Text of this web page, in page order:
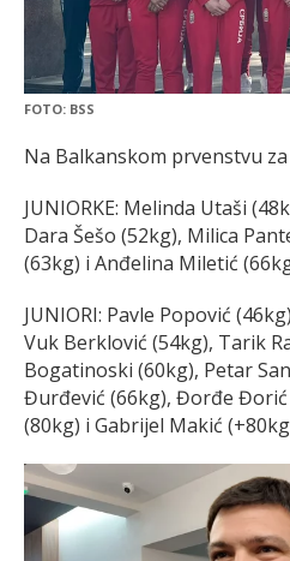
FOTO: BSS
Na Balkanskom prvenstvu
JUNIORKE: Melinda Utaši
Dara Šešo (52kg), Milica
(63kg) i Anđelina Miletić
JUNIORI: Pavle Popović
Vuk Berklović (54kg), Tarik
Bogatinoski (60kg), Petar
Đurđević (66kg), Đorđe Đorić
(80kg) i Gabrijel Makić